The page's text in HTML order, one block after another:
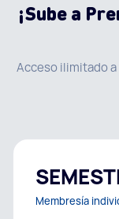
¡Sube a
Acceso ilimitado
Membresía